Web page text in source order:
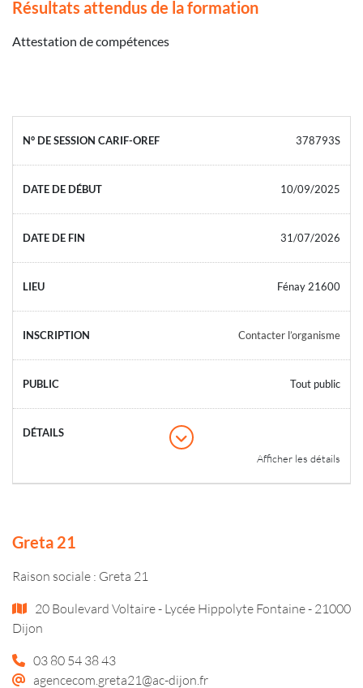
Résultats attendus de la formation
Attestation de compétences
378793S
10/09/2025
31/07/2026
Fénay 21600
Contacter l’organisme
Tout public
Afficher les détails
Greta 21
Raison sociale : Greta 21
20 Boulevard Voltaire - Lycée Hippolyte Fontaine - 21000
Dijon
03 80 54 38 43
agencecom.greta21@ac-dijon.fr